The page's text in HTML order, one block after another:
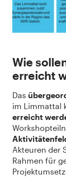
Wie
erreicht
Das
im Limmattal
erreicht
Akteuren der
Rahmen für